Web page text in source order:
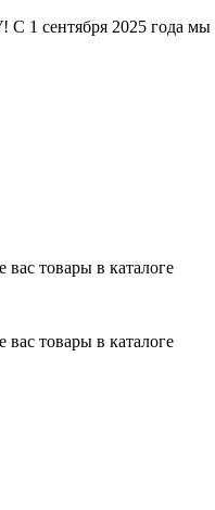
2025 года мы
товары в каталоге
товары в каталоге